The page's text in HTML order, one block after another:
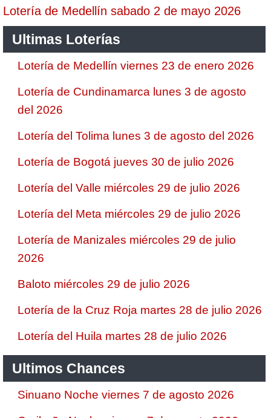
Lotería de Medellín sabado 2 de mayo 2026
Ultimas Loterías
Lotería de Medellín viernes 23 de enero 2026
Lotería de Cundinamarca lunes 3 de agosto
del 2026
Lotería del Tolima lunes 3 de agosto del 2026
Lotería de Bogotá jueves 30 de julio 2026
Lotería del Valle miércoles 29 de julio 2026
Lotería del Meta miércoles 29 de julio 2026
Lotería de Manizales miércoles 29 de julio
2026
Baloto miércoles 29 de julio 2026
Lotería de la Cruz Roja martes 28 de julio 2026
Lotería del Huila martes 28 de julio 2026
Ultimos Chances
Sinuano Noche viernes 7 de agosto 2026